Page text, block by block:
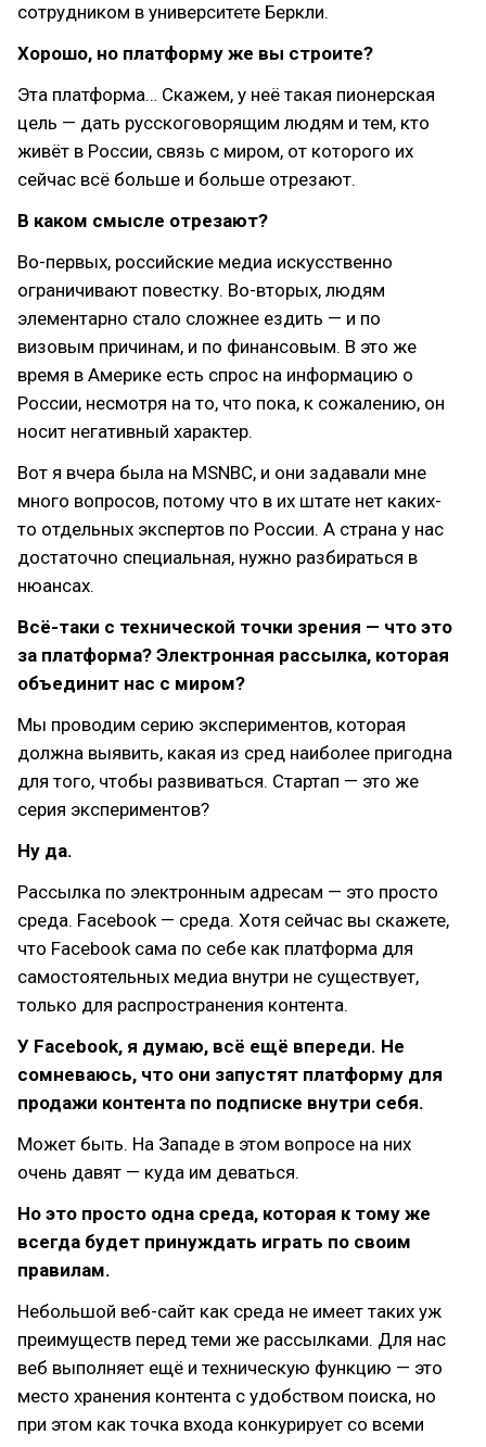
сотрудником в университете Беркли.
Хорошо, но платформу же вы строите?
Эта платформа… Скажем, у неё такая пионерская
цель — дать русскоговорящим людям и тем, кто
живёт в России, связь с миром, от которого их
сейчас всё больше и больше отрезают.
В каком смысле отрезают?
Во-первых, российские медиа искусственно
ограничивают повестку. Во-вторых, людям
элементарно стало сложнее ездить — и по
визовым причинам, и по финансовым. В это же
время в Америке есть спрос на информацию о
России, несмотря на то, что пока, к сожалению, он
носит негативный характер.
Вот я вчера была на MSNBC, и они задавали мне
много вопросов, потому что в их штате нет каких-
то отдельных экспертов по России. А страна у нас
достаточно специальная, нужно разбираться в
нюансах.
Всё-таки с технической точки зрения — что это
за платформа? Электронная рассылка, которая
объединит нас с миром?
Мы проводим серию экспериментов, которая
должна выявить, какая из сред наиболее пригодна
для того, чтобы развиваться. Стартап — это же
серия экспериментов?
Ну да.
Рассылка по электронным адресам — это просто
среда. Facebook — среда. Хотя сейчас вы скажете,
что Facebook сама по себе как платформа для
самостоятельных медиа внутри не существует,
только для распространения контента.
У Facebook, я думаю, всё ещё впереди. Не
сомневаюсь, что они запустят платформу для
продажи контента по подписке внутри себя.
Может быть. На Западе в этом вопросе на них
очень давят — куда им деваться.
Но это просто одна среда, которая к тому же
всегда будет принуждать играть по своим
правилам.
Небольшой веб-сайт как среда не имеет таких уж
преимуществ перед теми же рассылками. Для нас
веб выполняет ещё и техническую функцию — это
место хранения контента с удобством поиска, но
при этом как точка входа конкурирует со всеми